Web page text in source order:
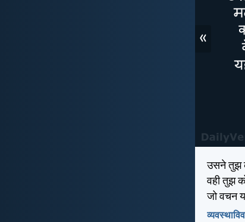
«
उसने तुझ
वही तुझ
जो वचन